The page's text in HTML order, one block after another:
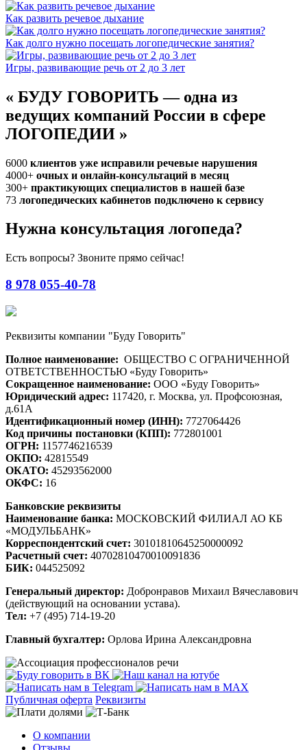
Как развить речевое дыхание
Как долго нужно посещать логопедические занятия?
Игры, развивающие речь от 2 до 3 лет
« БУДУ ГОВОРИТЬ — одна из
ведущих компаний России в сфере
ЛОГОПЕДИИ »
6000 клиентов уже исправили речевые нарушения
4000+ очных и онлайн-консультаций в месяц
300+ практикующих специалистов в нашей базе
73 логопедических кабинетов подключено к сервису
Нужна консультация логопеда?
Есть вопросы? Звоните прямо сейчас!
8 978 055-40-78
Реквизиты компании "Буду Говорить"
Полное наименование: ОБЩЕСТВО С ОГРАНИЧЕННОЙ
ОТВЕТСТВЕННОСТЬЮ «Буду Говорить»
Сокращенное наименование: ООО «Буду Говорить»
Юридический адрес: 117420, г. Москва, ул. Профсоюзная,
д.61А
Идентификационный номер (ИНН): 7727064426
Код причины постановки (КПП): 772801001
ОГРН: 1157746216539
ОКПО: 42815549
ОКАТО: 45293562000
ОКФС: 16
Банковские реквизиты
Наименование банка: МОСКОВСКИЙ ФИЛИАЛ АО КБ
«МОДУЛЬБАНК»
Корреспондентский счет: 30101810645250000092
Расчетный счет: 40702810470010091836
БИК: 044525092
Генеральный директор: Добронравов Михаил Вячеславович
(действующий на основании устава).
Тел: +7 (495) 714-19-20
Главный бухгалтер: Орлова Ирина Александровна
Публичная оферта Реквизиты
О компании
Отзывы